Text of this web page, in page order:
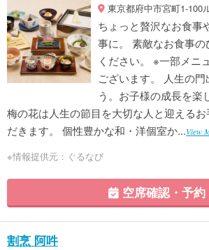
東京都府中市宮町1-100
ちょっと贅沢なお食事
事に。 素敵なお食事
ください。 ※一部メニ
ございます。 人生の
う。お子様の成長を楽
梅の花は人生の節目を大切な人と迎える
だきます。 個性豊かな和・洋個室か...View
※情報提供元：ぐるなび
空席確認・予約
割烹 阿吽